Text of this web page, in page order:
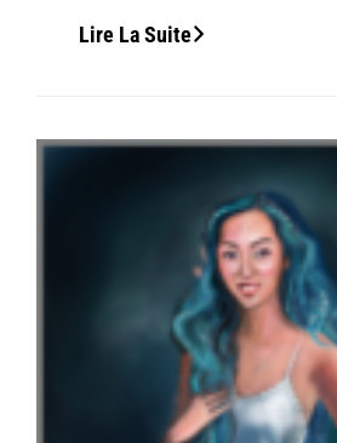
Lire La SuiteVidéo
Stella